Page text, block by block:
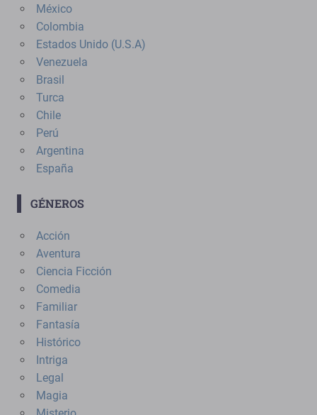
México
Colombia
Estados Unido (U.S.A)
Venezuela
Brasil
Turca
Chile
Perú
Argentina
España
GÉNEROS
Acción
Aventura
Ciencia Ficción
Comedia
Familiar
Fantasía
Histórico
Intriga
Legal
Magia